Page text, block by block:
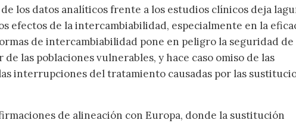
los datos analíticos frente a los estudios clínicos deja
efectos de la intercambiabilidad, especialmente en la
de intercambiabilidad pone en peligro la seguridad de
las poblaciones vulnerables, y hace caso omiso de las
interrupciones del tratamiento causadas por las
de alineación con Europa, donde la sustitución